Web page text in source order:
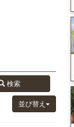
検索
並び替え